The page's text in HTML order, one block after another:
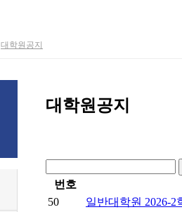
대학원공지
대학원공지
번호
50
일반대학원 2026-2